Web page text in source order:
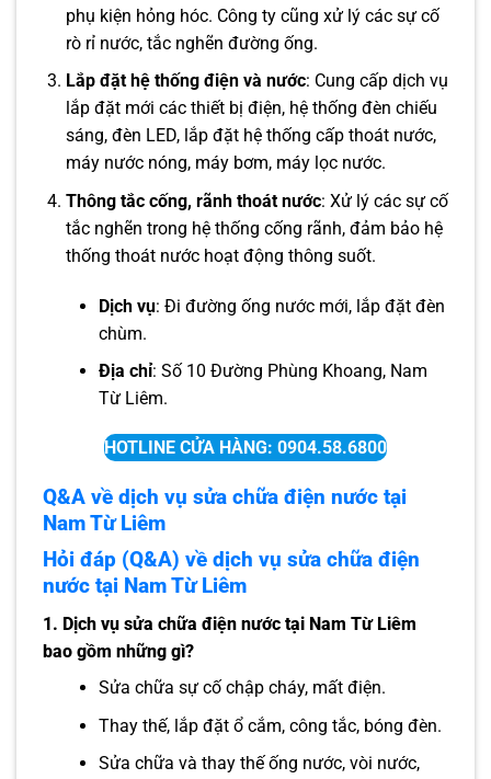
phụ kiện hỏng hóc. Công ty cũng xử lý các sự cố
rò rỉ nước, tắc nghẽn đường ống.
Lắp đặt hệ thống điện và nước: Cung cấp dịch vụ
lắp đặt mới các thiết bị điện, hệ thống đèn chiếu
sáng, đèn LED, lắp đặt hệ thống cấp thoát nước,
máy nước nóng, máy bơm, máy lọc nước.
Thông tắc cống, rãnh thoát nước: Xử lý các sự cố
tắc nghẽn trong hệ thống cống rãnh, đảm bảo hệ
thống thoát nước hoạt động thông suốt.
Dịch vụ: Đi đường ống nước mới, lắp đặt đèn
chùm.
Địa chỉ: Số 10 Đường Phùng Khoang, Nam
Từ Liêm.
HOTLINE CỬA HÀNG: 0904.58.6800
Q&A về dịch vụ sửa chữa điện nước tại
Nam Từ Liêm
Hỏi đáp (Q&A) về dịch vụ sửa chữa điện
nước tại Nam Từ Liêm
1. Dịch vụ sửa chữa điện nước tại Nam Từ Liêm
bao gồm những gì?
Sửa chữa sự cố chập cháy, mất điện.
Thay thế, lắp đặt ổ cắm, công tắc, bóng đèn.
Sửa chữa và thay thế ống nước, vòi nước,